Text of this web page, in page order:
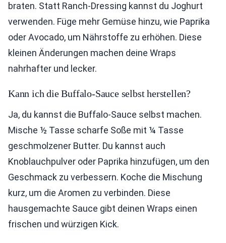
braten. Statt Ranch-Dressing kannst du Joghurt
verwenden. Füge mehr Gemüse hinzu, wie Paprika
oder Avocado, um Nährstoffe zu erhöhen. Diese
kleinen Änderungen machen deine Wraps
nahrhafter und lecker.
Kann ich die Buffalo-Sauce selbst herstellen?
Ja, du kannst die Buffalo-Sauce selbst machen.
Mische ½ Tasse scharfe Soße mit ¼ Tasse
geschmolzener Butter. Du kannst auch
Knoblauchpulver oder Paprika hinzufügen, um den
Geschmack zu verbessern. Koche die Mischung
kurz, um die Aromen zu verbinden. Diese
hausgemachte Sauce gibt deinen Wraps einen
frischen und würzigen Kick.